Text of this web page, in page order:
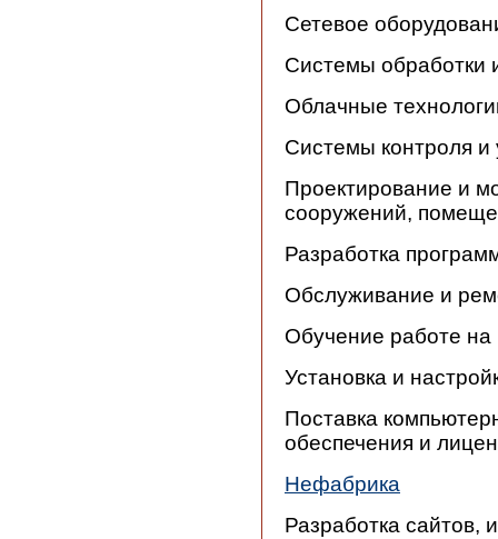
Сетевое
Системы обработки
Облачные
Системы контроля и
Проектирование и
сооружений,
Разработка
Обслуживание и
Обучение работе
Установка и
Поставка
обеспечения и
Нефабрика
Разработка сайтов,